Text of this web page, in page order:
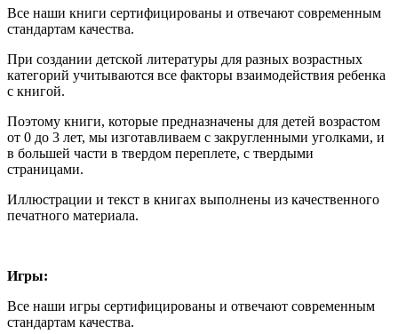
Все наши книги сертифицированы и отвечают современным
стандартам качества.
При создании детской литературы для разных возрастных
категорий учитываются все факторы взаимодействия ребенка
с книгой.
Поэтому книги, которые предназначены для детей возрастом
от 0 до 3 лет, мы изготавливаем с закругленными уголками, и
в большей части в твердом переплете, с твердыми
страницами.
Иллюстрации и текст в книгах выполнены из качественного
печатного материала.
Игры:
Все наши игры сертифицированы и отвечают современным
стандартам качества.